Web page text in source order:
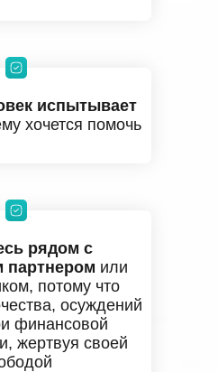
испытывает
хочется помочь
рядом с
или
потому что
осуждений
финансовой
жертвуя своей